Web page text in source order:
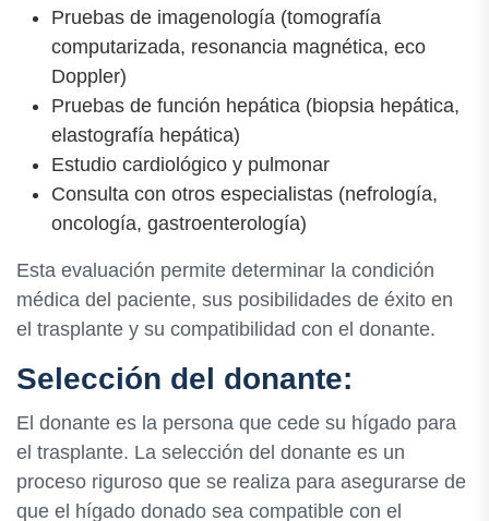
Pruebas de imagenología (tomografía
computarizada, resonancia magnética, eco
Doppler)
Pruebas de función hepática (biopsia hepática,
elastografía hepática)
Estudio cardiológico y pulmonar
Consulta con otros especialistas (nefrología,
oncología, gastroenterología)
Esta evaluación permite determinar la condición
médica del paciente, sus posibilidades de éxito en
el trasplante y su compatibilidad con el donante.
Selección del donante:
El donante es la persona que cede su hígado para
el trasplante. La selección del donante es un
proceso riguroso que se realiza para asegurarse de
que el hígado donado sea compatible con el